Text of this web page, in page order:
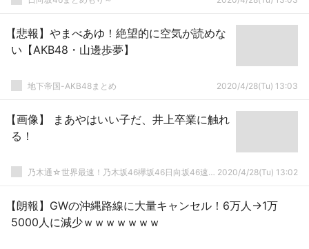
【悲報】やまべあゆ！絶望的に空気が読めな
い【AKB48・山邊歩夢】
地下帝国-AKB48まとめ 2020/4/28(Tu) 13:03
【画像】 まあやはいい子だ、井上卒業に触れ
る！
乃木通☆世界最速！乃木坂46欅坂46日向坂46速報まとめ 2020/4/28(Tu) 13:02
【朗報】GWの沖縄路線に大量キャンセル！6万人→1万
5000人に減少ｗｗｗｗｗｗｗ